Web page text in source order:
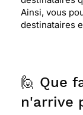
Ainsi, vous
destinataires
🙋 Que
n'arrive